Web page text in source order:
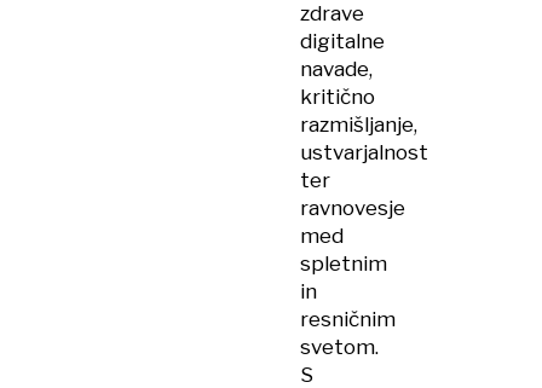
zdrave
digitalne
navade,
kritično
razmišljanje,
ustvarjalnost
ter
ravnovesje
med
spletnim
in
resničnim
svetom.
S